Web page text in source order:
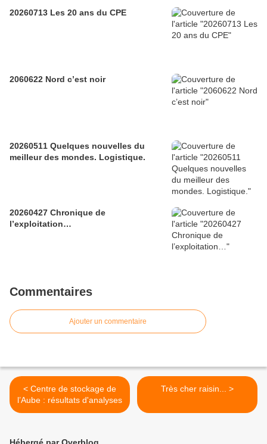
20260713 Les 20 ans du CPE
2060622 Nord c’est noir
20260511 Quelques nouvelles du
meilleur des mondes. Logistique.
20260427 Chronique de
l’exploitation…
Commentaires
Ajouter un commentaire
< Centre de stockage de
l’Aube : résultats d'analyses
Très cher raisin... >